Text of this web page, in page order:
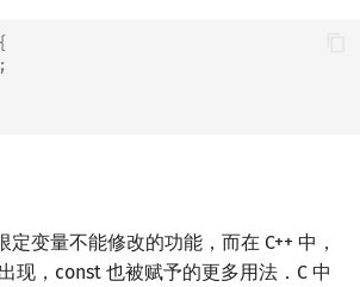
{
;
定变量不能修改的功能，而在 C++ 中，
现，const 也被赋予的更多用法．C 中